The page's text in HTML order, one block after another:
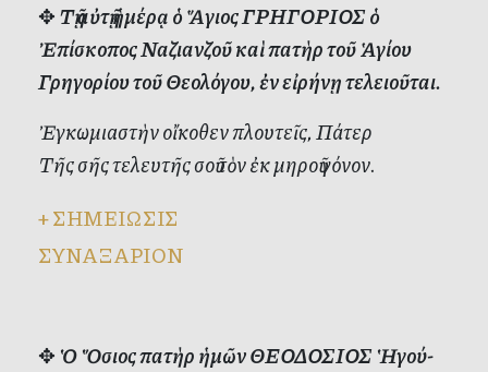
✥Τῇ αὐτῇ ἡμέρᾳ ὁ Ἅγιος ΓΡΗΓΟΡΙΟΣ ὁ
Ἐπίσκοπος Ναζιανζοῦ καὶ πατὴρ τοῦ Ἁγίου
Γρηγορίου τοῦ Θεολόγου, ἐν εἰρήνῃ τελειοῦται.
Ἐγκωμιαστὴν οἴκοθεν πλουτεῖς, Πάτερ
Τῆς σῆς τελευτῆς σοῦ τὸν ἐκ μηροῦ γόνον.
+ΣΗΜΕΙΩΣΙΣ
ΣΥΝΑΞΑΡΙΟΝ
✥ Ὁ Ὅ­σι­ος πα­τὴρ ἡ­μῶν ΘΕΟΔΟΣΙΟΣ Ἡ­γο­ύ­